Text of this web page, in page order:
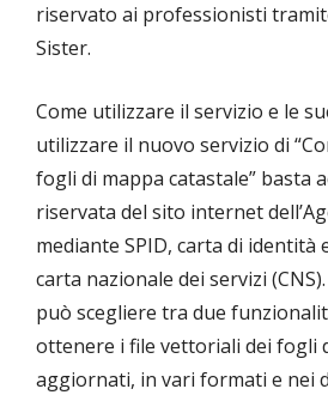
riservato ai professionisti
Sister.
Come utilizzare il servizio e le
utilizzare il nuovo servizio di
fogli di mappa catastale” basta
riservata del sito internet
mediante SPID, carta di identità
carta nazionale dei servizi
può scegliere tra due
ottenere i file vettoriali dei fogli
aggiornati, in vari formati e nei